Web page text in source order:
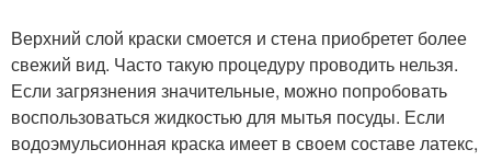
Верхний слой краски смоется и стена приобретет более
свежий вид. Часто такую процедуру проводить нельзя.
Если загрязнения значительные, можно попробовать
воспользоваться жидкостью для мытья посуды. Если
водоэмульсионная краска имеет в своем составе латекс,